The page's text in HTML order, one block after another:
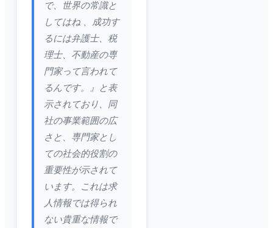
で、世界の常識と
してはね 、成功す
るには弁護士、税
理士、不動産の専
門家って言われて
るんです。』と表
示されており、同
社の事業範囲の広
さと、専門家とし
ての社会的役割の
重要性が示されて
います。これは求
人情報では得られ
ない貴重な情報で